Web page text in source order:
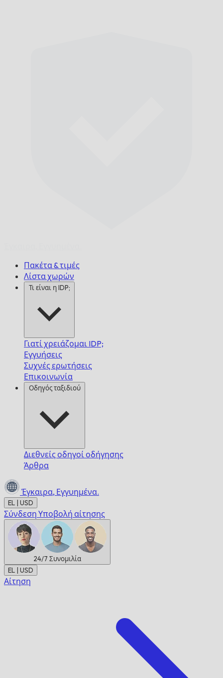
Πακέτα & τιμές
Λίστα χωρών
Τι είναι η IDP;
Γιατί χρειάζομαι IDP;
Εγγυήσεις
Συχνές ερωτήσεις
Επικοινωνία
Οδηγός ταξιδιού
Διεθνείς οδηγοί οδήγησης
Άρθρα
Έγκαιρα, Εγγυημένα.
EL | USD
Σύνδεση Υποβολή αίτησης
24/7 Συνομιλία
EL | USD
Αίτηση